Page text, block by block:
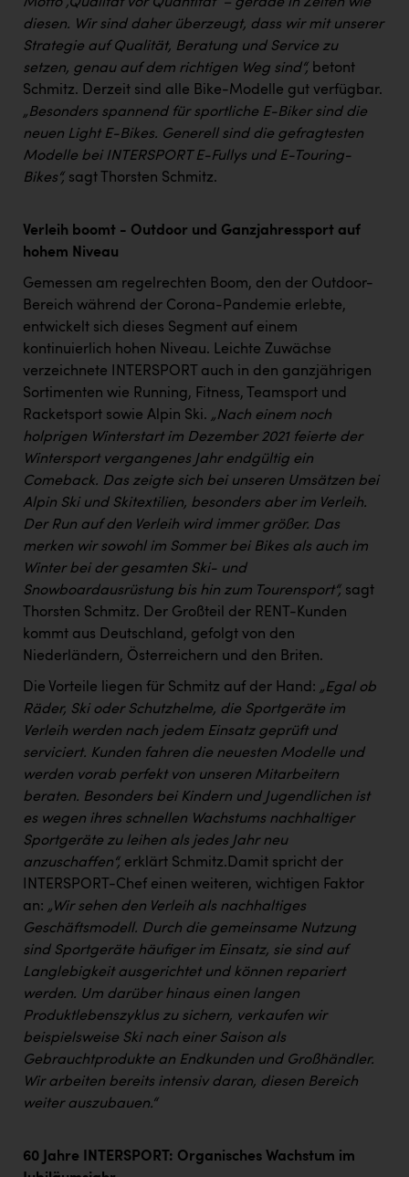
Passage Linz
PEZ
REMAX
RE/MAX Welcome
RUBBLE MASTER
SCRI - Salzburg Cancer Research Institute
Schwingshandl - automation technology gmbh
Smurfit Westrock Nettingsdorf
TCL
TGW Logistics
TRAILOMAT & Cycling Austria
VERITAS
Vier Diamanten
Vorlagenportal
Wirtschaftskammer OÖ
ZULuft - Zukunft Luft Austria
Österreichisches Hebammengremium
Wirtschaftskammer OÖ Energiehandel
Dopgas
kunden basics
kontakt
diesen. Wir sind daher überzeugt, dass wir mit unserer
Strategie auf Qualität, Beratung und Service zu
setzen, genau auf dem richtigen Weg sind“, betont
Schmitz. Derzeit sind alle Bike-Modelle gut verfügbar.
„Besonders spannend für sportliche E-Biker sind die
neuen Light E-Bikes. Generell sind die gefragtesten
Modelle bei INTERSPORT E-Fullys und E-Touring-
Bikes“, sagt Thorsten Schmitz.
Verleih boomt - Outdoor und Ganzjahressport auf
hohem Niveau
Gemessen am regelrechten Boom, den der Outdoor-
Bereich während der Corona-Pandemie erlebte,
entwickelt sich dieses Segment auf einem
kontinuierlich hohen Niveau. Leichte Zuwächse
verzeichnete INTERSPORT auch in den ganzjährigen
Sortimenten wie Running, Fitness, Teamsport und
Racketsport sowie Alpin Ski. „Nach einem noch
holprigen Winterstart im Dezember 2021 feierte der
Wintersport vergangenes Jahr endgültig ein
Comeback. Das zeigte sich bei unseren Umsätzen bei
Alpin Ski und Skitextilien, besonders aber im Verleih.
Der Run auf den Verleih wird immer größer. Das
merken wir sowohl im Sommer bei Bikes als auch im
Winter bei der gesamten Ski- und
Snowboardausrüstung bis hin zum Tourensport“, sagt
Thorsten Schmitz. Der Großteil der RENT-Kunden
kommt aus Deutschland, gefolgt von den
Niederländern, Österreichern und den Briten.
Die Vorteile liegen für Schmitz auf der Hand: „Egal ob
Räder, Ski oder Schutzhelme, die Sportgeräte im
Verleih werden nach jedem Einsatz geprüft und
serviciert. Kunden fahren die neuesten Modelle und
werden vorab perfekt von unseren Mitarbeitern
beraten. Besonders bei Kindern und Jugendlichen ist
es wegen ihres schnellen Wachstums nachhaltiger
Sportgeräte zu leihen als jedes Jahr neu
anzuschaffen“, erklärt Schmitz.Damit spricht der
INTERSPORT-Chef einen weiteren, wichtigen Faktor
an: „Wir sehen den Verleih als nachhaltiges
Geschäftsmodell. Durch die gemeinsame Nutzung
sind Sportgeräte häufiger im Einsatz, sie sind auf
Langlebigkeit ausgerichtet und können repariert
werden. Um darüber hinaus einen langen
Produktlebenszyklus zu sichern, verkaufen wir
beispielsweise Ski nach einer Saison als
Gebrauchtprodukte an Endkunden und Großhändler.
Wir arbeiten bereits intensiv daran, diesen Bereich
weiter auszubauen.“
60 Jahre INTERSPORT: Organisches Wachstum im